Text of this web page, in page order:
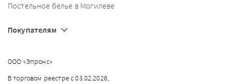
Постельное белье в Могилеве
Покупателям
ООО «Эпронс»
В торговом реестре с 03.02.2026,